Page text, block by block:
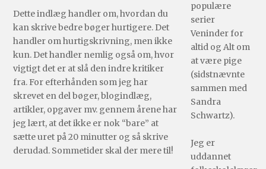
Dette indlæg handler om, hvordan du
kan skrive bedre bøger hurtigere. Det
handler om hurtigskrivning, men ikke
kun. Det handler nemlig også om, hvor
vigtigt det er at slå den indre kritiker
fra. For efterhånden som jeg har
skrevet en del bøger, blogindlæg,
artikler, opgaver mv. gennem årene har
jeg lært, at det ikke er nok “bare” at
sætte uret på 20 minutter og så skrive
derudad. Sommetider skal der mere til!
populære
serier
Veninder for
altid og Alt om
at være pige
(sidstnævnte
sammen med
Sandra
Schwartz).
Jeg er
uddannet